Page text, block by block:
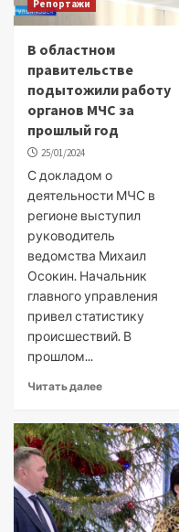
Репортажи
В областном
правительстве
подытожили работу
органов МЧС за
прошлый год
25/01/2024
С докладом о
деятельности МЧС в
регионе выступил
руководитель
ведомства Михаил
Осокин. Начальник
главного управления
привел статистику
происшествий. В
прошлом...
Читать далее